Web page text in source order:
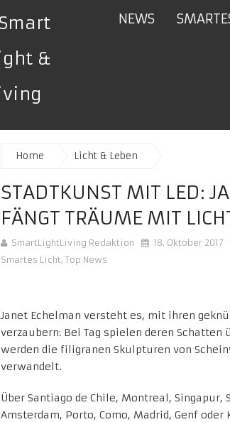
NEWS
Home Licht & Leben
STADTKUNST MIT LED:
FÄNGT TRÄUME MIT
SmartLightLiving Redaktion 18. Oktober 2017
Smartes Licht,Top News
Janet Echelman versteht es, mit ihren
verzaubern: Bei Tag spielen deren
werden die filigranen Skulpturen von
verwandelt.
Über Santiago de Chile, Montreal, Singapur,
Amsterdam, Porto, Como, Madrid, Genf